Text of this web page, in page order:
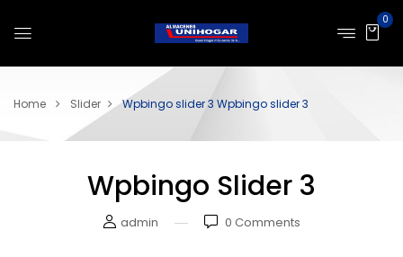
0
Home Slider Wpbingo slider 3 Wpbingo slider 3
Wpbingo Slider 3
admin 0 Comments